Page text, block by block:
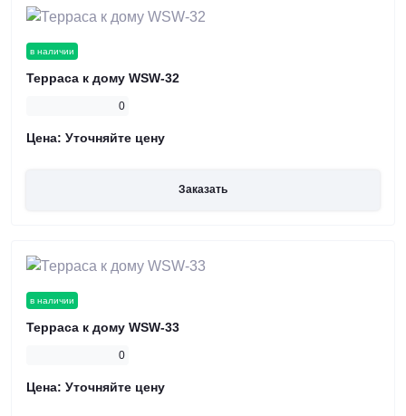
в наличии
Терраса к дому WSW-32
0
Цена: Уточняйте цену
Заказать
в наличии
Терраса к дому WSW-33
0
Цена: Уточняйте цену